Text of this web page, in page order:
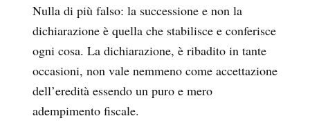
Nulla di più falso: la successione e non la
dichiarazione è quella che stabilisce e conferisce
ogni cosa. La dichiarazione, è ribadito in tante
occasioni, non vale nemmeno come accettazione
dell’eredità essendo un puro e mero
adempimento fiscale.